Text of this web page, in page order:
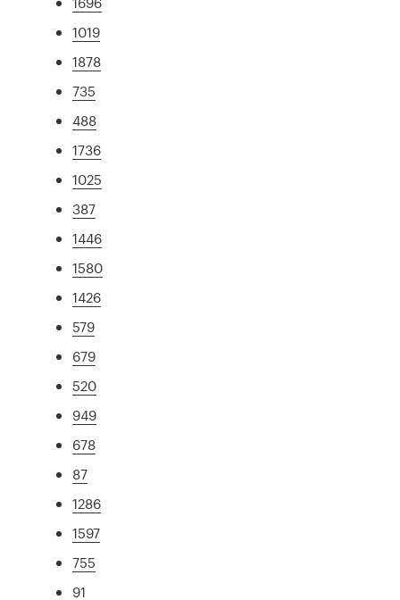
1019
1878
735
488
1736
1025
387
1446
1580
1426
579
679
520
949
678
87
1286
1597
755
91